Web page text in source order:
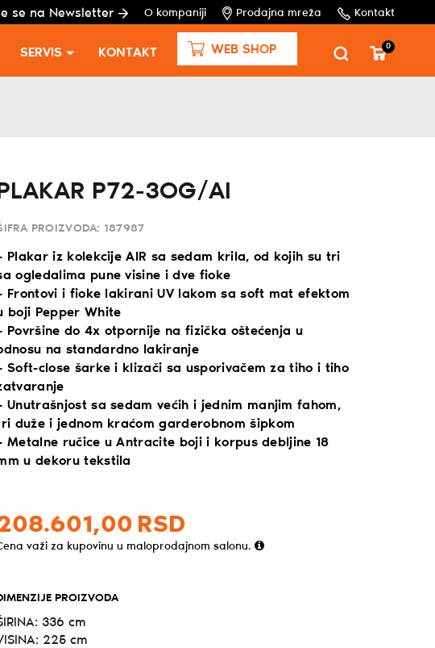
se na Newsletter O kompaniji Prodajna mreža Kontakt
SERVIS KONTAKT WEB SHOP 0
P72-3OG/AI
PROIZVODA: 187987
Plakar iz kolekcije AIR sa sedam krila, od kojih su tri
ogledalima pune visine i dve fioke
Frontovi i fioke lakirani UV lakom sa soft mat efektom
boji Pepper White
Površine do 4x otpornije na fizička oštećenja u
na standardno lakiranje
Soft-close šarke i klizači sa usporivačem za tiho i tiho
Unutrašnjost sa sedam većih i jednim manjim fahom,
duže i jednom kraćom garderobnom šipkom
Metalne ručice u Antracite boji i korpus debljine 18
u dekoru tekstila
00 RSD
važi za kupovinu u maloprodajnom salonu.
PROIZVODA
336 cm
225 cm